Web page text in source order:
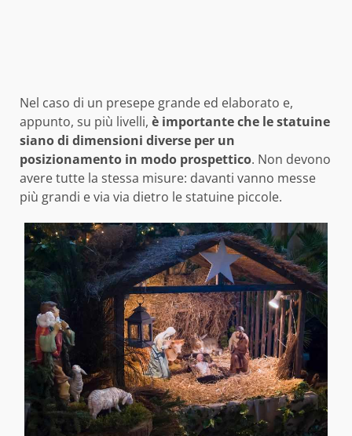
Nel caso di un presepe grande ed elaborato e,
appunto, su più livelli, è importante che le statuine
siano di dimensioni diverse per un
posizionamento in modo prospettico. Non devono
avere tutte la stessa misure: davanti vanno messe
più grandi e via via dietro le statuine piccole.